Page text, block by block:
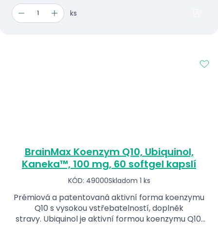
ks
BrainMax Koenzym Q10, Ubiquinol,
Kaneka™, 100 mg, 60 softgel kapslí
KÓD: 49000Skladom 1 ks
Prémiová a patentovaná aktivní forma koenzymu
Q10 s vysokou vstřebatelností, doplněk
stravy. Ubiquinol je aktivní formou koenzymu Q10,